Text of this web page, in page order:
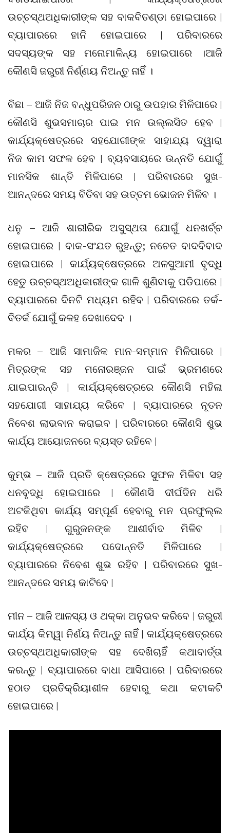
ଉଚ୍ଚସ୍ଥଅଧିକାରୀଙ୍କ ସହ ବାକବିତଣ୍ଡା ହୋଇପାରେ |
ବ୍ୟାପାରରେ ହାନି ହୋଇପାରେ | ପରିବାରରେ
ସଦସ୍ୟଙ୍କ ସହ ମନୋମାଳିନ୍ୟ ହୋଇପାରେ ।ଆଜି
କୌଣସି ଜରୁରୀ ନିର୍ଣ୍ଣୟ ନିଅନ୍ତୁ ନାହିଁ ।
ବିଛା – ଆଜି ନିଜ ବନ୍ଧୁପରିଜନ ଠାରୁ ଉପହାର ମିଳିପାରେ |
କୌଣସି ଶୁଭସମାଚାର ପାଇ ମନ ଉଲ୍ଲସିତ ହେବ |
କାର୍ଯ୍ୟକ୍ଷେତ୍ରରେ ସହଯୋଗୀଙ୍କ ସାହାଯ୍ୟ ଦ୍ୱାରା
ନିଜ କାମ ସଫଳ ହେବ | ବ୍ୟବସାୟରେ ଉନ୍ନତି ଯୋଗୁଁ
ମାନସିକ ଶାନ୍ତି ମିଳିପାରେ | ପରିବାରରେ ସୁଖ-
ଆନନ୍ଦରେ ସମୟ ବିତିବା ସହ ଉତ୍ତମ ଭୋଜନ ମିଳିବ ।
ଧନୁ – ଆଜି ଶାରୀରିକ ଅସୁସ୍ଥତା ଯୋଗୁଁ ଧନଖର୍ଚ୍ଚ
ହୋଇପାରେ | ବାକ-ସଂଯତ ରୁହନ୍ତୁ; ନଚେତ ବାଦବିବାଦ
ହୋଇପାରେ | କାର୍ଯ୍ୟକ୍ଷେତ୍ରରେ ଅଳସୁଆମୀ ବୃଦ୍ଧି
ହେତୁ ଉଚ୍ଚସ୍ଥଅଧିକାରୀଙ୍କ ଗାଳି ଶୁଣିବାକୁ ପଡିପାରେ |
ବ୍ୟାପାରରେ ଦିନଟି ମଧ୍ୟମ ରହିବ | ପରିବାରରେ ତର୍କ-
ବିତର୍କ ଯୋଗୁଁ କଳହ ଦେଖାଦେବ ।
ମକର – ଆଜି ସାମାଜିକ ମାନ-ସମ୍ମାନ ମିଳିପାରେ |
ମିତ୍ରଙ୍କ ସହ ମନୋରଞ୍ଜନ ପାଇଁ ଭ୍ରମଣରେ
ଯାଇପାରନ୍ତି | କାର୍ଯ୍ୟକ୍ଷେତ୍ରରେ କୌଣସି ମହିଳା
ସହଯୋଗୀ ସାହାଯ୍ୟ କରିବେ | ବ୍ୟାପାରରେ ନୂତନ
ନିବେଶ ଲାଭବାନ କରାଇବ | ପରିବାରରେ କୌଣସି ଶୁଭ
କାର୍ଯ୍ୟ ଆୟୋଜନରେ ବ୍ୟସ୍ତ ରହିବେ |
କୁମ୍ଭ – ଆଜି ପ୍ରତି କ୍ଷେତ୍ରରେ ସୁଫଳ ମିଳିବା ସହ
ଧନବୃଦ୍ଧି ହୋଇପାରେ | କୌଣସି ଦୀର୍ଘଦିନ ଧରି
ଅଟକିଥିବା କାର୍ଯ୍ୟ ସମ୍ପୂର୍ଣ ହେବାରୁ ମନ ପ୍ରଫୁଲ୍ଲ
ରହିବ | ଗୁରୁଜନଙ୍କ ଆଶୀର୍ବାଦ ମିଳିବ |
କାର୍ଯ୍ୟକ୍ଷେତ୍ରରେ ପଦୋନ୍ନତି ମିଳିପାରେ |
ବ୍ୟାପାରରେ ନିବେଶ ଶୁଭ ରହିବ | ପରିବାରରେ ସୁଖ-
ଆନନ୍ଦରେ ସମୟ କାଟିବେ |
ମୀନ – ଆଜି ଆଳସ୍ୟ ଓ ଥକ୍କା ଅନୁଭବ କରିବେ | ଜରୁରୀ
କାର୍ଯ୍ୟ କିମ୍ୱା ନିର୍ଣୟ ନିଅନ୍ତୁ ନାହିଁ | କାର୍ଯ୍ୟକ୍ଷେତ୍ରରେ
ଉଚ୍ଚସ୍ଥଅଧିକାରୀଙ୍କ ସହ ଦେଖିଚାହିଁ କଥାବାର୍ତ୍ତା
କରନ୍ତୁ | ବ୍ୟାପାରରେ ବାଧା ଆସିପାରେ | ପରିବାରରେ
ହଠାତ ପ୍ରତିକ୍ରିୟାଶୀଳ ହେବାରୁ କଥା କଟାକଟି
ହୋଇପାରେ |